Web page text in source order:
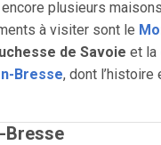
plusieurs
à visiter sont le
de Savoie et la
Bresse, dont l’histoire
Bresse